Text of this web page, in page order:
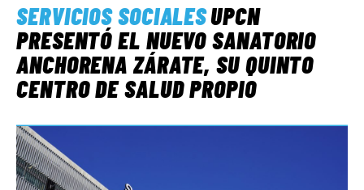
SERVICIOS SOCIALESUPCN
PRESENTÓ EL NUEVO SANATORIO
ANCHORENA ZÁRATE, SU QUINTO
CENTRO DE SALUD PROPIO